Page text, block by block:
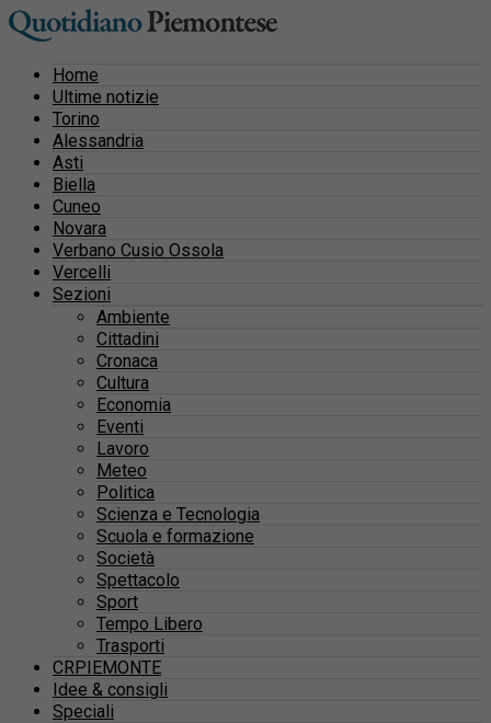
Home
Ultime notizie
Torino
Alessandria
Asti
Biella
Cuneo
Novara
Verbano Cusio Ossola
Vercelli
Sezioni
Ambiente
Cittadini
Cronaca
Cultura
Economia
Eventi
Lavoro
Meteo
Politica
Scienza e Tecnologia
Scuola e formazione
Società
Spettacolo
Sport
Tempo Libero
Trasporti
CRPIEMONTE
Idee & consigli
Speciali